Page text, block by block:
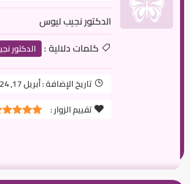
الدكتور نجيب ليوس
كلمات دلالية :
الدكتور
تاريخ الإضافة :أبريل 17, 2024
تقييم الزوار :